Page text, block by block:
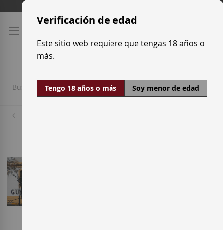
contenido
Verificación de edad
Este sitio web requiere que tengas 18 años o
más.
Tengo 18 años o más Soy menor de edad